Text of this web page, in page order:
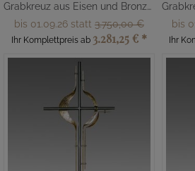
Grabkreuz aus Eisen und Bronze online
bis 01.09.26 statt 3.750,00 €
Ihr Komplettpreis ab 3.281,25 € *
bis
Ihr